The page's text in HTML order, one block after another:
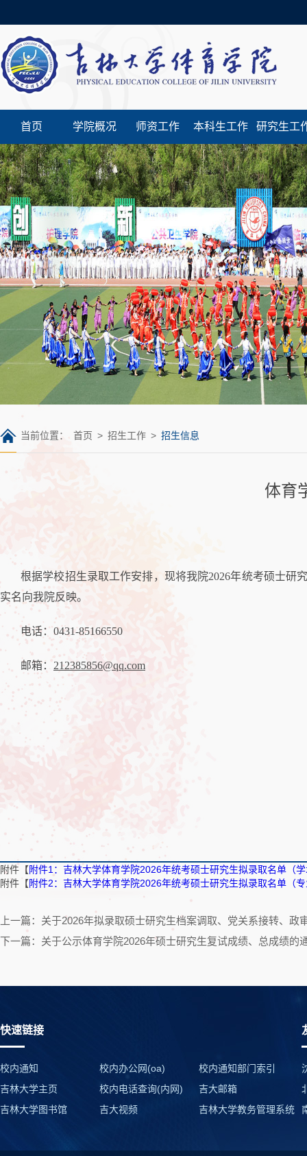
首页 学院概况 师资工作 本科生工作 研究生工
当前位置： 首页 > 招生工作 > 招生信息
体育
根据学校招生录取工作安排，现将我院2026年统考硕士研
实名向我院反映。
电话：0431-85166550
邮箱： 212385856@qq.com
附件【附件1：吉林大学体育学院2026年统考硕士研究生拟录取名单（
附件【附件2：吉林大学体育学院2026年统考硕士研究生拟录取名单（
上一篇：关于2026年拟录取硕士研究生档案调取、党关系接转、政
下一篇：关于公示体育学院2026年硕士研究生复试成绩、总成绩的
快速链接
校内通知 校内办公网(oa)
校内通知部门索引
吉林大学主页
校内电话查询(内网)
吉大邮箱
吉林大学图书馆
吉大视频 吉林大学教务管理系统